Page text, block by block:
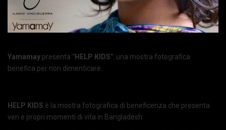
Yamamay presenta “ HELP KIDS“: una mostra fotografica
benefica per non dimenticare.
HELP KIDS è la mostra fotografica di beneficenza che presenta
veri e propri momenti di vita in Bangladesh: